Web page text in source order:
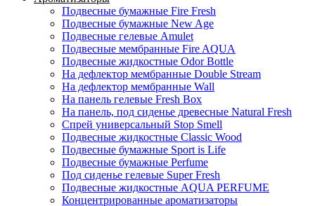
Подвесные бумажные Fire Fresh
Подвесные бумажные New Age
Подвесные гелевые Amulet
Подвесные мембранные Fire AQUA
Подвесные жидкостные Odor Bottle
На дефлектор мембранные Double Stream
На дефлектор мембранные Wall
На панель гелевые Fresh Box
На панель, под сиденье древесные Natural Fresh
Спрей универсальный Stop Smell
Подвесные жидкостные Classic Wood
Подвесные бумажные Sport is Life
Подвесные бумажные Perfume
Под сиденье гелевые Super Fresh
Подвесные жидкостные AQUA PERFUME
Концентрированные ароматизаторы